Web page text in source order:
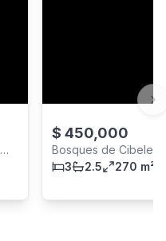
$ 450,000
Bosques de Cibeles,
Panamá
3 2.5 270 m²